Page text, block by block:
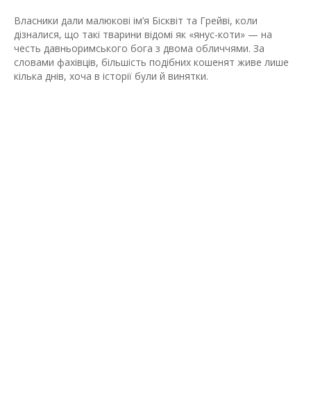
Власники дали малюкові ім’я Бісквіт та Грейві, коли
дізналися, що такі тварини відомі як «янус-коти» — на
честь давньоримського бога з двома обличчями. За
словами фахівців, більшість подібних кошенят живе лише
кілька днів, хоча в історії були й винятки.